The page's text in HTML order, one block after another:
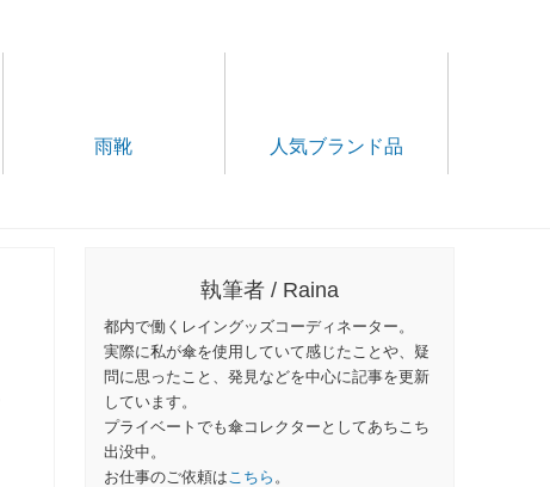
雨靴 人気ブランド品
執筆者 / Raina
都内で働くレイングッズコーディネーター。
実際に私が傘を使用していて感じたことや、疑
問に思ったこと、発見などを中心に記事を更新
しています。
プライベートでも傘コレクターとしてあちこち
出没中。
お仕事のご依頼はこちら 。